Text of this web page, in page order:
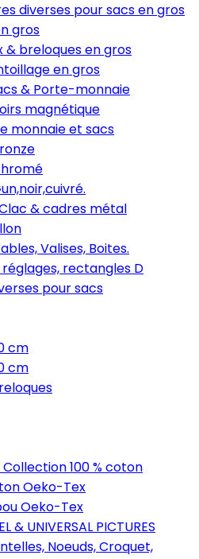
diverses pour sacs en gros
gros
& breloques en gros
en gros
& Porte-monnaie
magnétique
monnaie et sacs
& cadres métal
Valises, Boites.
rectangles D
pour sacs
cm
cm
Collection 100 % coton
Oeko-Tex
Oeko-Tex
& UNIVERSAL PICTURES
Noeuds, Croquet,